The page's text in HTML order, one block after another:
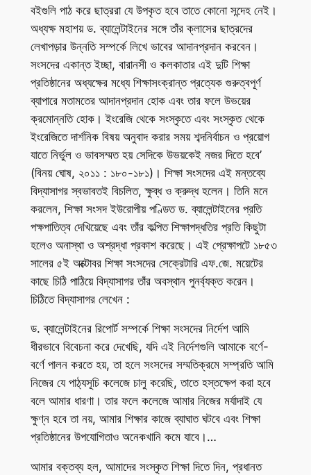
বইগুলি পাঠ করে ছাত্ররা যে উপকৃত হবে তাতে কোনো সন্দেহ নেই।
অধ্যক্ষ মহাশয় ড. ব্যালেন্টাইনের সঙ্গে তাঁর ক্লাসের ছাত্রদের
লেখাপড়ার উন্নতি সম্পর্কে লিখে ভাবের আদানপ্রদান করবেন।
সংসদের একান্ত ইচ্ছা, বারানসী ও কলকাতার এই দুটি শিক্ষা
প্রতিষ্ঠানের অধ্যক্ষের মধ্যে শিক্ষাসংক্রান্ত প্রত্যেক গুরুত্বপূর্ণ
ব্যাপারে মতামতের আদানপ্রদান হোক এবং তার ফলে উভয়ের
ক্রমোন্নতি হোক। ইংরেজি থেকে সংস্কৃতে এবং সংস্কৃত থেকে
ইংরেজিতে দার্শনিক বিষয় অনুবাদ করার সময় শব্দনির্বাচন ও প্রয়োগ
যাতে নির্ভুল ও ভাবসম্মত হয় সেদিকে উভয়কেই নজর দিতে হবে’
(বিনয় ঘোষ, ২০১১ : ১৮০-১৮১)। শিক্ষা সংসদের এই মন্তব্যে
বিদ্যাসাগর স্বভাবতই বিচলিত, ক্ষুব্ধ ও ক্রুদ্ধ হলেন। তিনি মনে
করলেন, শিক্ষা সংসদ ইউরোপীয় পণ্ডিত ড. ব্যালেন্টাইনের প্রতি
পক্ষপাতিত্ব দেখিয়েছে এবং তাঁর কল্পিত শিক্ষাপদ্ধতির প্রতি কিছুটা
হলেও অনাস্থা ও অশ্রদ্ধা প্রকাশ করেছে। এই প্রেক্ষাপটে ১৮৫৩
সালের ৫ই অক্টোবর শিক্ষা সংসদের সেক্রেটারি এফ.জে. ময়েটের
কাছে চিঠি পাঠিয়ে বিদ্যাসাগর তাঁর অবস্থান পুনর্ব্যক্ত করেন।
চিঠিতে বিদ্যাসাগর লেখেন :
ড. ব্যালেন্টাইনের রিপোর্ট সম্পর্কে শিক্ষা সংসদের নির্দেশ আমি
ধীরভাবে বিবেচনা করে দেখেছি, যদি এই নির্দেশগুলি আমাকে বর্ণে-
বর্ণে পালন করতে হয়, তা হলে সংসদের সম্মতিক্রমে সম্প্রতি আমি
নিজের যে পাঠ্যসূচি কলেজে চালু করেছি, তাতে হস্তক্ষেপ করা হবে
বলে আমার ধারণা। তার ফলে কলেজে আমার নিজের মর্যাদাই যে
ক্ষুণ্ন হবে তা নয়, আমার শিক্ষার কাজে ব্যাঘাত ঘটবে এবং শিক্ষা
প্রতিষ্ঠানের উপযোগিতাও অনেকখানি কমে যাবে।…
আমার বক্তব্য হল, আমাদের সংস্কৃত শিক্ষা দিতে দিন, প্রধানত